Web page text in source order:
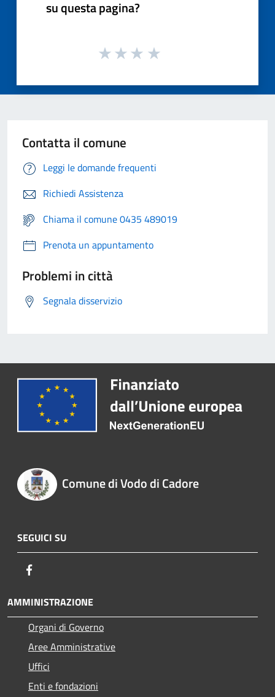
su questa pagina?
Contatta il comune
Leggi le domande frequenti
Richiedi Assistenza
Chiama il comune 0435 489019
Prenota un appuntamento
Problemi in città
Segnala disservizio
Comune di Vodo di Cadore
SEGUICI SU
AMMINISTRAZIONE
Organi di Governo
Aree Amministrative
Uffici
Enti e fondazioni